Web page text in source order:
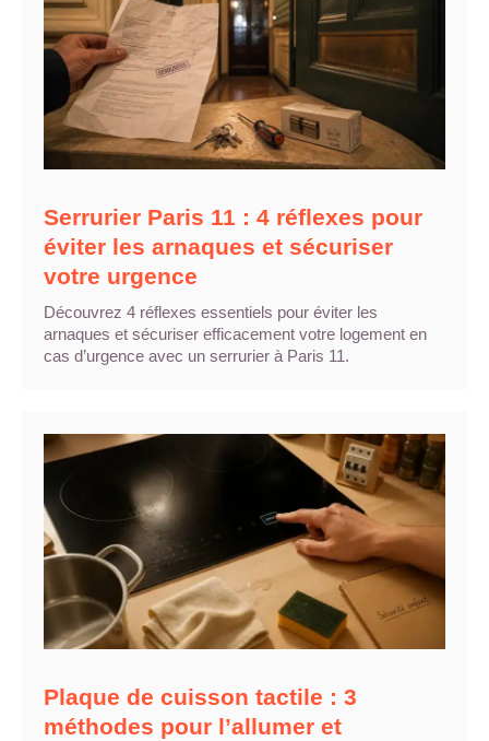
Serrurier Paris 11 : 4 réflexes pour
éviter les arnaques et sécuriser
votre urgence
Découvrez 4 réflexes essentiels pour éviter les
arnaques et sécuriser efficacement votre logement en
cas d’urgence avec un serrurier à Paris 11.
Plaque de cuisson tactile : 3
méthodes pour l’allumer et